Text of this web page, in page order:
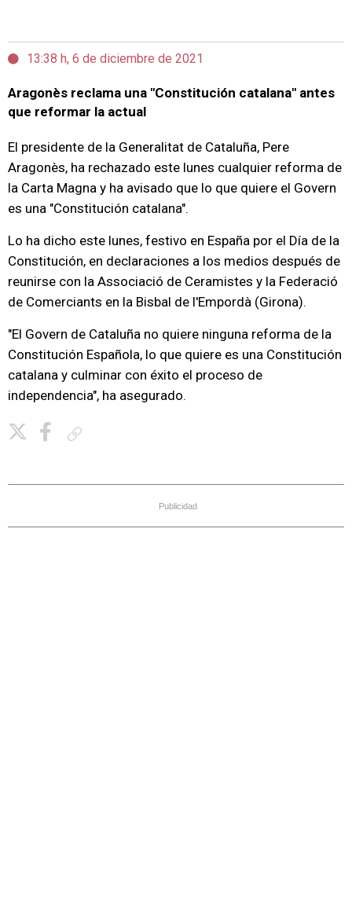
13:38 h, 6 de diciembre de 2021
Aragonès reclama una "Constitución catalana" antes
que reformar la actual
El presidente de la Generalitat de Cataluña, Pere
Aragonès, ha rechazado este lunes cualquier reforma de
la Carta Magna y ha avisado que lo que quiere el Govern
es una "Constitución catalana".
Lo ha dicho este lunes, festivo en España por el Día de la
Constitución, en declaraciones a los medios después de
reunirse con la Associació de Ceramistes y la Federació
de Comerciants en la Bisbal de l'Empordà (Girona).
"El Govern de Cataluña no quiere ninguna reforma de la
Constitución Española, lo que quiere es una Constitución
catalana y culminar con éxito el proceso de
independencia", ha asegurado.
Publicidad